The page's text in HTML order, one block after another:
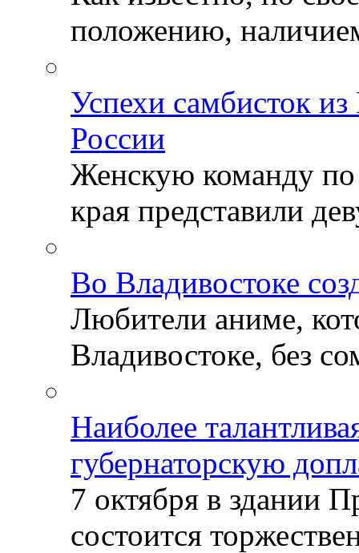
положению,
Успехи самбисток
России
Женскую команду
края представили
Во Владивостоке
Любители аниме,
Владивостоке, без
Наиболее
губернаторскую
7 октября в здании
состоится